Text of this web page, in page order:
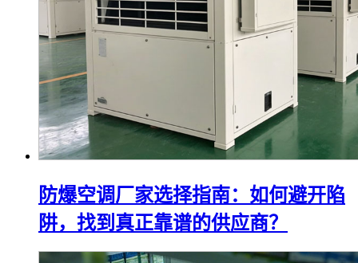
防爆空调厂家选择指南：如何避开陷
阱，找到真正靠谱的供应商？